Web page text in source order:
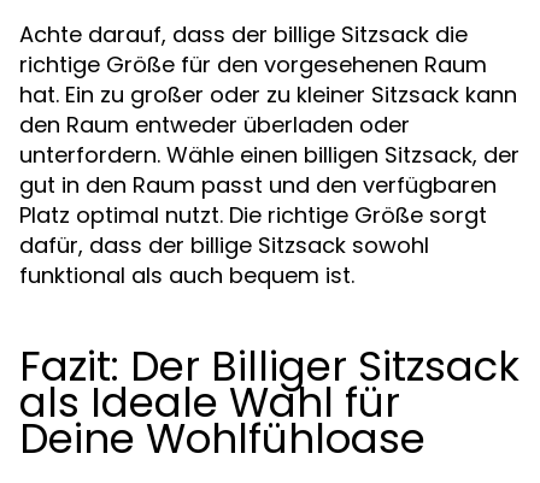
Achte darauf, dass der billige Sitzsack die
richtige Größe für den vorgesehenen Raum
hat. Ein zu großer oder zu kleiner Sitzsack kann
den Raum entweder überladen oder
unterfordern. Wähle einen billigen Sitzsack, der
gut in den Raum passt und den verfügbaren
Platz optimal nutzt. Die richtige Größe sorgt
dafür, dass der billige Sitzsack sowohl
funktional als auch bequem ist.
Fazit: Der Billiger Sitzsack
als Ideale Wahl für
Deine Wohlfühloase